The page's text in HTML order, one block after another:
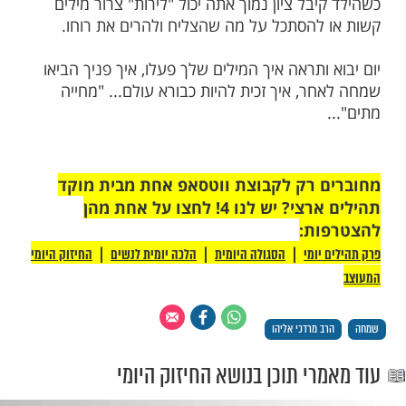
יפונה שנמנה עם אותם השליחים ואמר:
וְיָרַשְׁנוּ אֹתָהּ כִּי יָכוֹל נוּכַל לָהּ" (במדבר יג', ל')
עידוד וכוח מחודש לעם הבוכה.
מילים ובעיקר בזכות הארת פניו הכל-כך
בידך ניתנת ההחלטה - האם לעודד את רוחו
לרמוס אותה כליל.
להבעות פניך יש כוח רב, אתה יכול להציל
את רוחם ולשפר את דרכם, ובעיקר בבית